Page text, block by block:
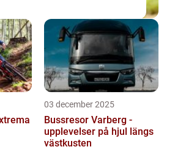
03 december 2025
Bussresor Varberg -
upplevelser på hjul längs
västkusten